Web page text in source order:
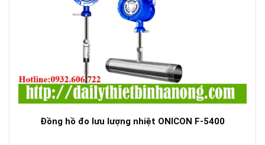
Đồng hồ đo lưu lượng nhiệt ONICON F-5400